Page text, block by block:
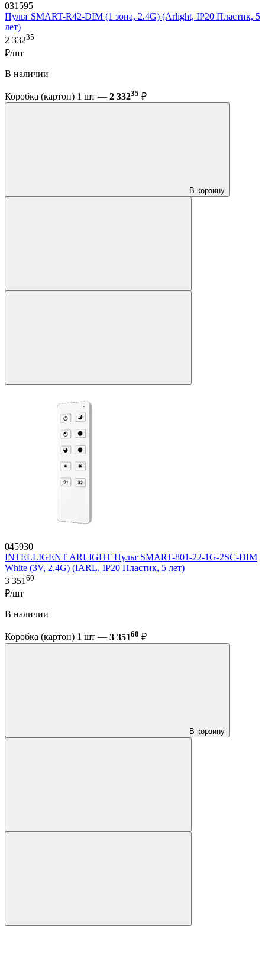
031595
Пульт SMART-R42-DIM (1 зона, 2.4G) (Arlight, IP20 Пластик, 5
лет)
2 33235
₽/шт
В наличии
Коробка (картон) 1 шт — 2 33235 ₽
В корзину
045930
INTELLIGENT ARLIGHT Пульт SMART-801-22-1G-2SC-DIM
White (3V, 2.4G) (IARL, IP20 Пластик, 5 лет)
3 35160
₽/шт
В наличии
Коробка (картон) 1 шт — 3 35160 ₽
В корзину